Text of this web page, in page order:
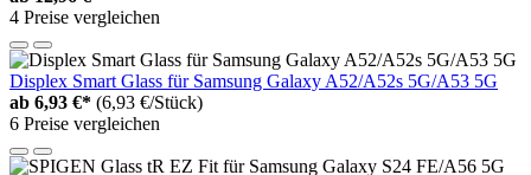
4 Preise vergleichen
Displex Smart Glass für Samsung Galaxy A52/A52s 5G/A53 5G
ab 6,93 €* (6,93 €/Stück)
6 Preise vergleichen